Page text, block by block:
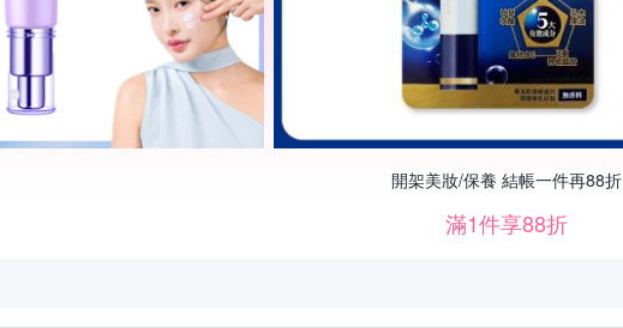
開架美妝/保養 結帳一件再88折
滿1件享88折